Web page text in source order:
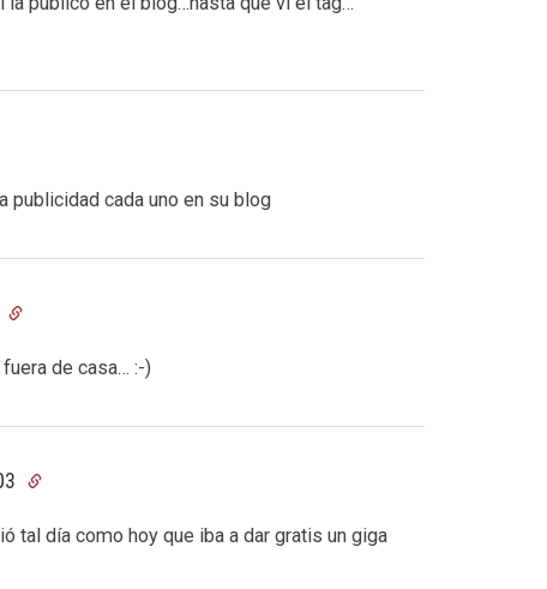
publicidad cada uno en su blog
de casa… :-)
tal día como hoy que iba a dar gratis un giga